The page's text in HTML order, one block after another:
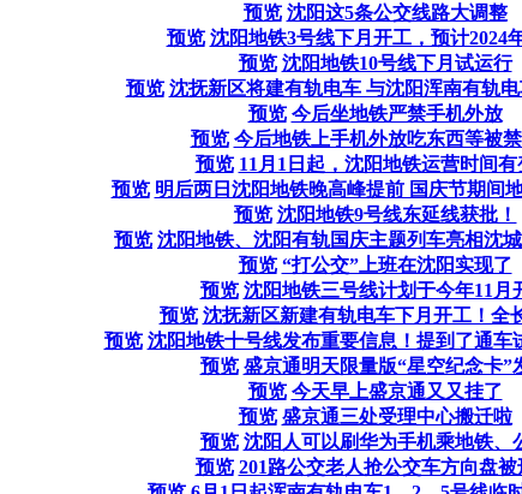
预览 沈阳这5条公交线路大调整
预览 沈阳地铁3号线下月开工，预计2024
预览 沈阳地铁10号线下月试运行
预览 沈抚新区将建有轨电车 与沈阳浑南有轨
预览 今后坐地铁严禁手机外放
预览 今后地铁上手机外放吃东西等被禁
预览 11月1日起，沈阳地铁运营时间有
预览 明后两日沈阳地铁晚高峰提前 国庆节期间
预览 沈阳地铁9号线东延线获批！
预览 沈阳地铁、沈阳有轨国庆主题列车亮相沈城
预览 “打公交”上班在沈阳实现了
预览 沈阳地铁三号线计划于今年11月
预览 沈抚新区新建有轨电车下月开工！全
预览 沈阳地铁十号线发布重要信息！提到了通
预览 盛京通明天限量版“星空纪念卡”
预览 今天早上盛京通又又挂了
预览 盛京通三处受理中心搬迁啦
预览 沈阳人可以刷华为手机乘地铁、
预览 201路公交老人抢公交车方向盘被